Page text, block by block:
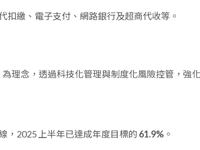
扣繳、電子支付、網路銀行及超商代收等。
理念，透過科技化管理與制度化風險控管，強
，2025 上半年已達成年度目標的 61.9% 。